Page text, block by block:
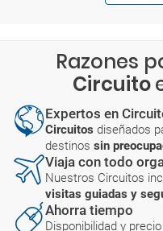
Razones
Circuito
Expertos en
Circuitos diseñados
destinos sin
Viaja con todo
Nuestros Circuitos
visitas guiadas y
Ahorra tiempo
Disponibilidad y precio